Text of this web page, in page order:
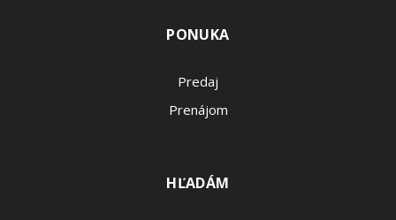
PONUKA
Predaj
Prenájom
HĽADÁM